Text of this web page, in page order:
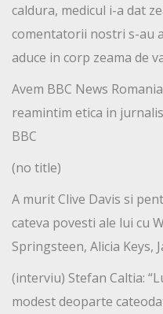
caldura, medicul i-a dat
comentatorii nostri s-au
aduce in corp zeama de
Avem BBC News
reamintim etica in
BBC
(no title)
A murit Clive Davis si
cateva povesti ale lui cu
Springsteen, Alicia Keys,
(interviu) Stefan Caltia:
modest deoparte